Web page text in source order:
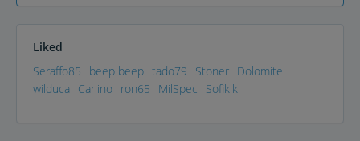
Liked
Seraffo85
beep beep tado79 Stoner Dolomite
wilduca Carlino ron65 MilSpec Sofikiki